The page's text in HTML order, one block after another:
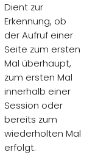
Dient zur
Erkennung, ob
der Aufruf einer
Seite zum ersten
Mal überhaupt,
zum ersten Mal
innerhalb einer
Session oder
bereits zum
wiederholten Mal
erfolgt.